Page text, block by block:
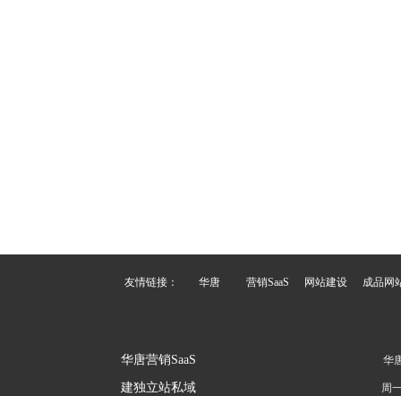
华唐营销SaaS
建独立站私域 周
华
友情链接： 华唐 营销SaaS 网站建设 成品网